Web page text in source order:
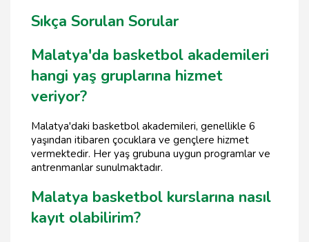
Sıkça Sorulan Sorular
Malatya'da basketbol akademileri
hangi yaş gruplarına hizmet
veriyor?
Malatya'daki basketbol akademileri, genellikle 6
yaşından itibaren çocuklara ve gençlere hizmet
vermektedir. Her yaş grubuna uygun programlar ve
antrenmanlar sunulmaktadır.
Malatya basketbol kurslarına nasıl
kayıt olabilirim?